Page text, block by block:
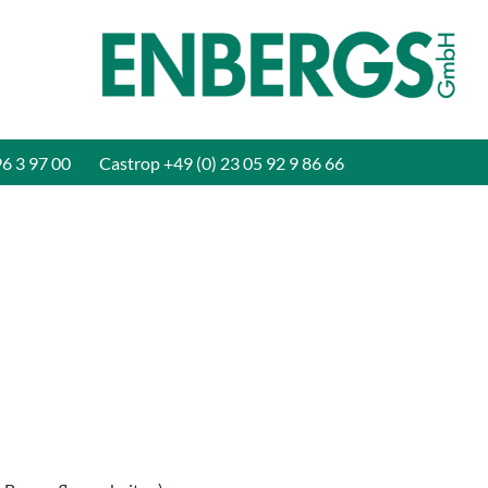
3 97 00 Castrop+49 (0) 23 05 92 9 86 66